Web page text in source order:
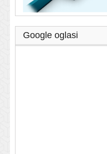
Google oglasi